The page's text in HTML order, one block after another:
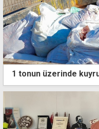
1 tonun üzerinde